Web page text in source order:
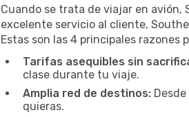
Cuando se trata de viajar en avión,
excelente servicio al cliente,
Estas son las 4 principales razones
Tarifas asequibles sin
clase durante tu viaje.
Amplia red de destinos:
quieras.